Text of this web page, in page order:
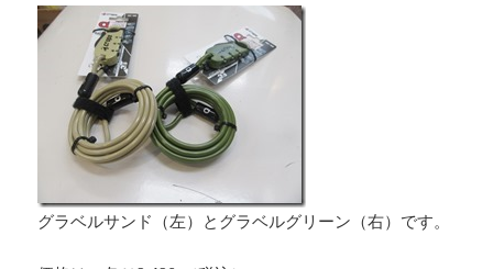
グラベルサンド（左）とグラベルグリーン（右）です。